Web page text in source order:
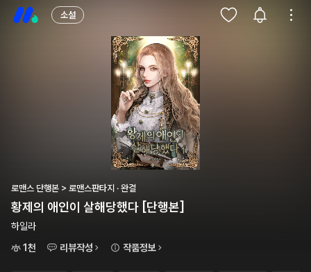
소설
로맨스 단행본 > 로맨스판타지 · 완결
황제의 애인이 살해당했다 [단행본]
하일라
1천
리뷰작성 작품정보